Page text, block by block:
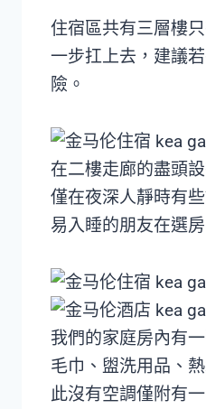
住宿區共有三層樓
一步扛上去，建議
險。
在二樓走廊的盡頭
僅在夜深人靜時有
易入睡的朋友在選
我們的家庭房內有
毛巾、盥洗用品、
此沒有空調僅附有